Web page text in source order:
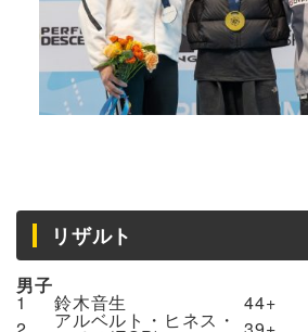
リザルト
男子
1 鈴木音生
44+
アルベルト・ヒネス・